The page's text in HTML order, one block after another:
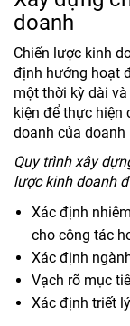
doanh
Chiến lược kinh
định hướng hoạt
một thời kỳ dài
kiện để thực hiện
doanh của doanh
Quy trình xây
lược kinh doanh
Xác định
cho công tác
Xác định
Vạch rõ mục
Xác định triết